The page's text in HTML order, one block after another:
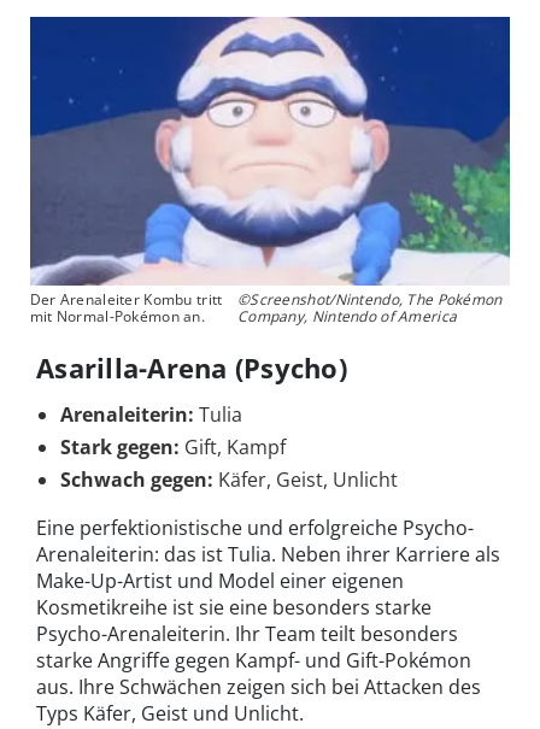
Der Arenaleiter Kombu tritt
mit Normal-Pokémon an.
©Screenshot/Nintendo, The Pokémon
Company, Nintendo of America
Asarilla-Arena (Psycho)
Arenaleiterin: Tulia
Stark gegen: Gift, Kampf
Schwach gegen: Käfer, Geist, Unlicht
Eine perfektionistische und erfolgreiche Psycho-
Arenaleiterin: das ist Tulia. Neben ihrer Karriere als
Make-Up-Artist und Model einer eigenen
Kosmetikreihe ist sie eine besonders starke
Psycho-Arenaleiterin. Ihr Team teilt besonders
starke Angriffe gegen Kampf- und Gift-Pokémon
aus. Ihre Schwächen zeigen sich bei Attacken des
Typs Käfer, Geist und Unlicht.